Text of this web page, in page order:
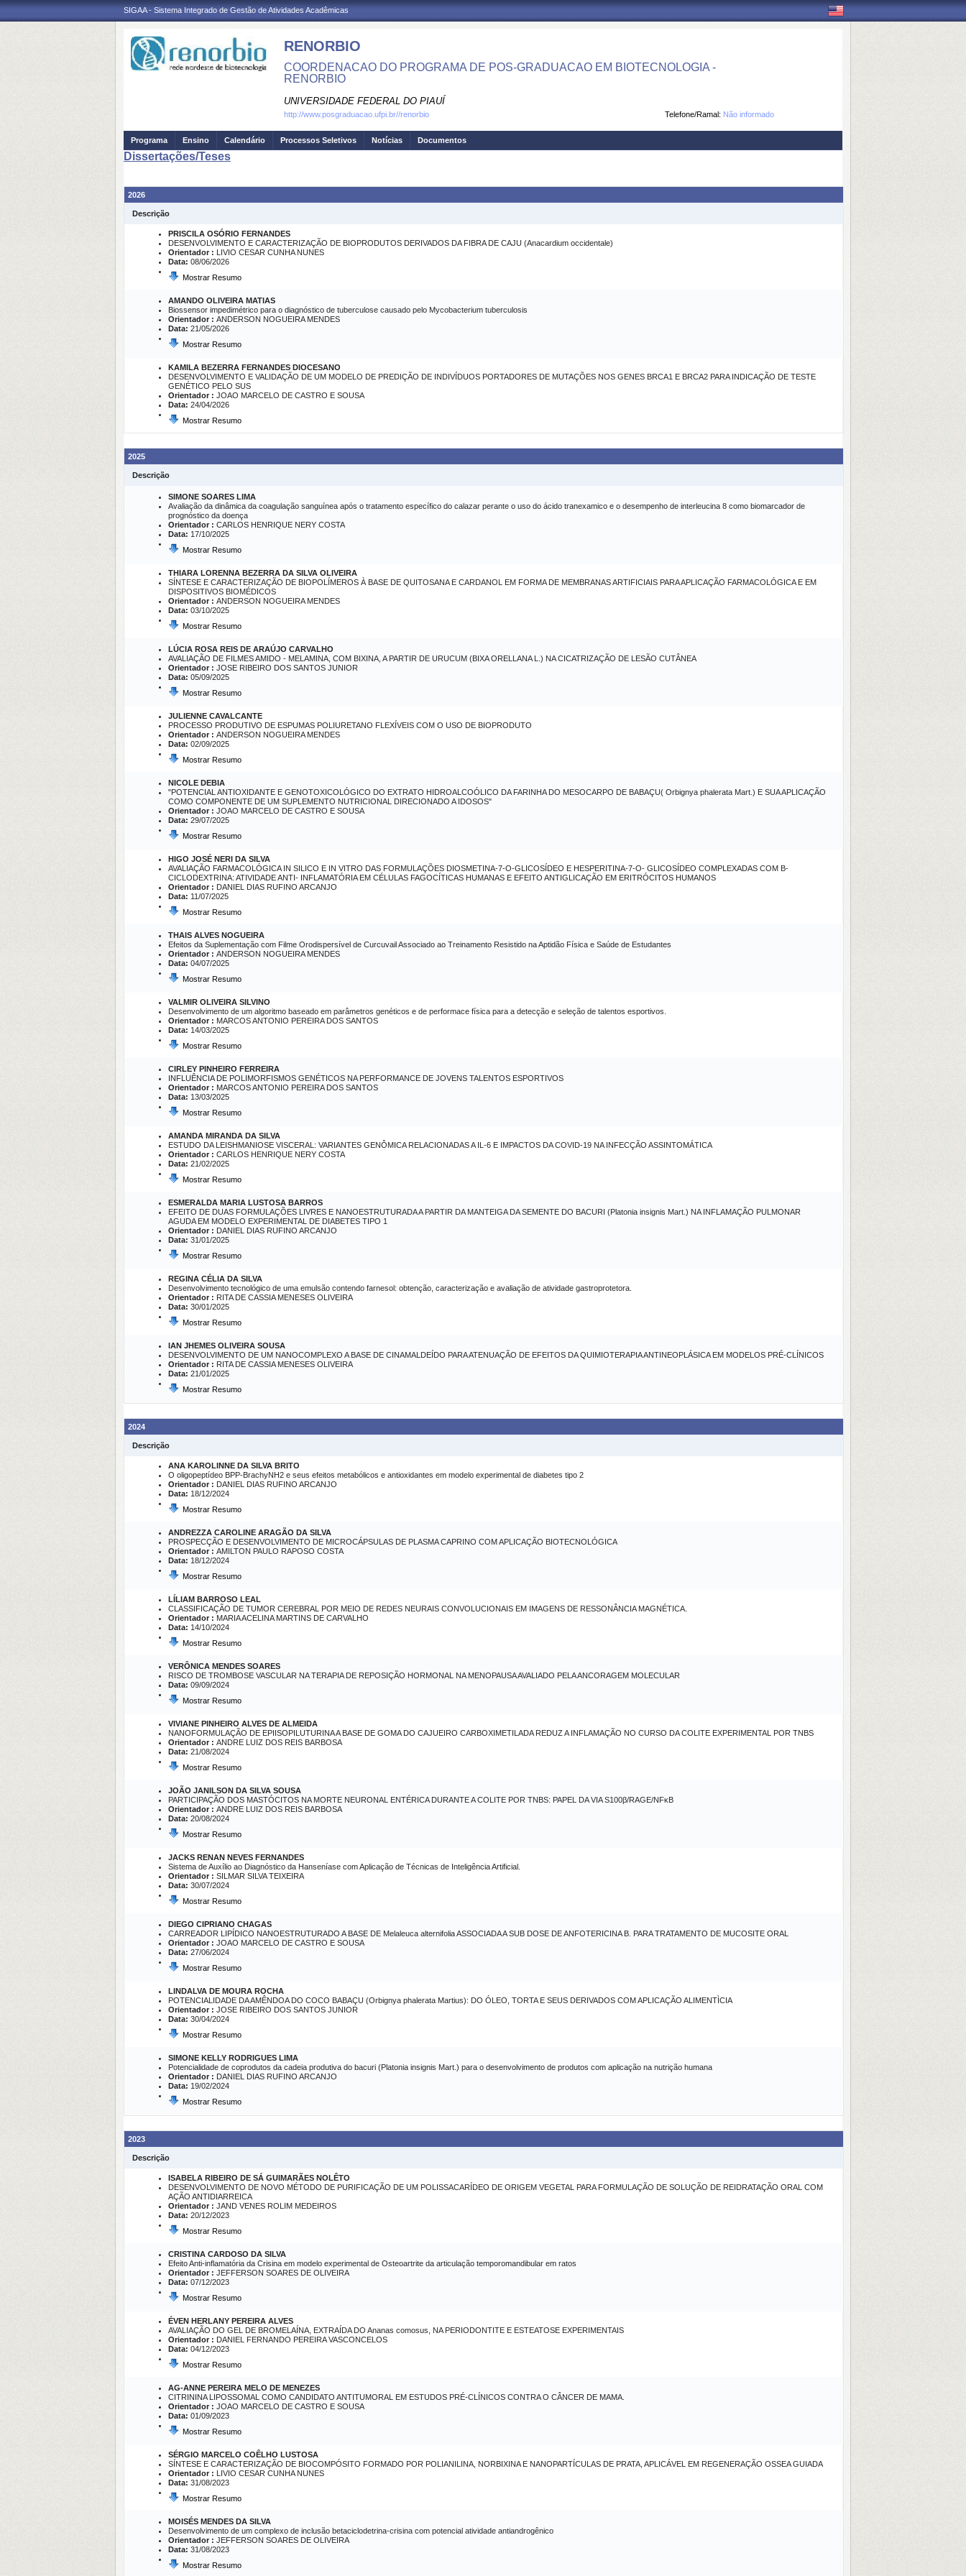
SIGAA - Sistema Integrado de Gestão de Atividades Acadêmicas
RENORBIO
COORDENACAO DO PROGRAMA DE POS-GRADUACAO EM BIOTECNOLOGIA -
RENORBIO
UNIVERSIDADE FEDERAL DO PIAUÍ
Telefone/Ramal: Não informado
http://www.posgraduacao.ufpi.br//renorbio
Programa Ensino Calendário Processos Seletivos Notícias Documentos
Dissertações/Teses
2026
Descrição
PRISCILA OSÓRIO FERNANDES
DESENVOLVIMENTO E CARACTERIZAÇÃO DE BIOPRODUTOS DERIVADOS DA FIBRA DE CAJU (Anacardium occidentale)
Orientador : LIVIO CESAR CUNHA NUNES
Data: 08/06/2026
Mostrar Resumo
AMANDO OLIVEIRA MATIAS
Biossensor impedimétrico para o diagnóstico de tuberculose causado pelo Mycobacterium tuberculosis
Orientador : ANDERSON NOGUEIRA MENDES
Data: 21/05/2026
Mostrar Resumo
KAMILA BEZERRA FERNANDES DIOCESANO
DESENVOLVIMENTO E VALIDAÇÃO DE UM MODELO DE PREDIÇÃO DE INDIVÍDUOS PORTADORES DE MUTAÇÕES NOS GENES BRCA1 E BRCA2 PARA INDICAÇÃO DE TESTE
GENÉTICO PELO SUS
Orientador : JOAO MARCELO DE CASTRO E SOUSA
Data: 24/04/2026
Mostrar Resumo
2025
Descrição
SIMONE SOARES LIMA
Avaliação da dinâmica da coagulação sanguínea após o tratamento específico do calazar perante o uso do ácido tranexamico e o desempenho de interleucina 8 como biomarcador de
prognóstico da doença
Orientador : CARLOS HENRIQUE NERY COSTA
Data: 17/10/2025
Mostrar Resumo
THIARA LORENNA BEZERRA DA SILVA OLIVEIRA
SÍNTESE E CARACTERIZAÇÃO DE BIOPOLÍMEROS À BASE DE QUITOSANA E CARDANOL EM FORMA DE MEMBRANAS ARTIFICIAIS PARA APLICAÇÃO FARMACOLÓGICA E EM
DISPOSITIVOS BIOMÉDICOS
Orientador : ANDERSON NOGUEIRA MENDES
Data: 03/10/2025
Mostrar Resumo
LÚCIA ROSA REIS DE ARAÚJO CARVALHO
AVALIAÇÃO DE FILMES AMIDO - MELAMINA, COM BIXINA, A PARTIR DE URUCUM (BIXA ORELLANA L.) NA CICATRIZAÇÃO DE LESÃO CUTÂNEA
Orientador : JOSE RIBEIRO DOS SANTOS JUNIOR
Data: 05/09/2025
Mostrar Resumo
JULIENNE CAVALCANTE
PROCESSO PRODUTIVO DE ESPUMAS POLIURETANO FLEXÍVEIS COM O USO DE BIOPRODUTO
Orientador : ANDERSON NOGUEIRA MENDES
Data: 02/09/2025
Mostrar Resumo
NICOLE DEBIA
"POTENCIAL ANTIOXIDANTE E GENOTOXICOLÓGICO DO EXTRATO HIDROALCOÓLICO DA FARINHA DO MESOCARPO DE BABAÇU( Orbignya phalerata Mart.) E SUA APLICAÇÃO
COMO COMPONENTE DE UM SUPLEMENTO NUTRICIONAL DIRECIONADO A IDOSOS"
Orientador : JOAO MARCELO DE CASTRO E SOUSA
Data: 29/07/2025
Mostrar Resumo
HIGO JOSÉ NERI DA SILVA
AVALIAÇÃO FARMACOLÓGICA IN SILICO E IN VITRO DAS FORMULAÇÕES DIOSMETINA-7-O-GLICOSÍDEO E HESPERITINA-7-O- GLICOSÍDEO COMPLEXADAS COM Β-
CICLODEXTRINA: ATIVIDADE ANTI- INFLAMATÓRIA EM CÉLULAS FAGOCÍTICAS HUMANAS E EFEITO ANTIGLICAÇÃO EM ERITRÓCITOS HUMANOS
Orientador : DANIEL DIAS RUFINO ARCANJO
Data: 11/07/2025
Mostrar Resumo
THAIS ALVES NOGUEIRA
Efeitos da Suplementação com Filme Orodispersível de Curcuvail Associado ao Treinamento Resistido na Aptidão Física e Saúde de Estudantes
Orientador : ANDERSON NOGUEIRA MENDES
Data: 04/07/2025
Mostrar Resumo
VALMIR OLIVEIRA SILVINO
Desenvolvimento de um algoritmo baseado em parâmetros genéticos e de performace física para a detecção e seleção de talentos esportivos.
Orientador : MARCOS ANTONIO PEREIRA DOS SANTOS
Data: 14/03/2025
Mostrar Resumo
CIRLEY PINHEIRO FERREIRA
INFLUÊNCIA DE POLIMORFISMOS GENÉTICOS NA PERFORMANCE DE JOVENS TALENTOS ESPORTIVOS
Orientador : MARCOS ANTONIO PEREIRA DOS SANTOS
Data: 13/03/2025
Mostrar Resumo
AMANDA MIRANDA DA SILVA
ESTUDO DA LEISHMANIOSE VISCERAL: VARIANTES GENÔMICA RELACIONADAS A IL-6 E IMPACTOS DA COVID-19 NA INFECÇÃO ASSINTOMÁTICA
Orientador : CARLOS HENRIQUE NERY COSTA
Data: 21/02/2025
Mostrar Resumo
ESMERALDA MARIA LUSTOSA BARROS
EFEITO DE DUAS FORMULAÇÕES LIVRES E NANOESTRUTURADA A PARTIR DA MANTEIGA DA SEMENTE DO BACURI (Platonia insignis Mart.) NA INFLAMAÇÃO PULMONAR
AGUDA EM MODELO EXPERIMENTAL DE DIABETES TIPO 1
Orientador : DANIEL DIAS RUFINO ARCANJO
Data: 31/01/2025
Mostrar Resumo
REGINA CÉLIA DA SILVA
Desenvolvimento tecnológico de uma emulsão contendo farnesol: obtenção, caracterização e avaliação de atividade gastroprotetora.
Orientador : RITA DE CASSIA MENESES OLIVEIRA
Data: 30/01/2025
Mostrar Resumo
IAN JHEMES OLIVEIRA SOUSA
DESENVOLVIMENTO DE UM NANOCOMPLEXO A BASE DE CINAMALDEÍDO PARA ATENUAÇÃO DE EFEITOS DA QUIMIOTERAPIA ANTINEOPLÁSICA EM MODELOS PRÉ-CLÍNICOS
Orientador : RITA DE CASSIA MENESES OLIVEIRA
Data: 21/01/2025
Mostrar Resumo
2024
Descrição
ANA KAROLINNE DA SILVA BRITO
O oligopeptídeo BPP-BrachyNH2 e seus efeitos metabólicos e antioxidantes em modelo experimental de diabetes tipo 2
Orientador : DANIEL DIAS RUFINO ARCANJO
Data: 18/12/2024
Mostrar Resumo
ANDREZZA CAROLINE ARAGÃO DA SILVA
PROSPECÇÃO E DESENVOLVIMENTO DE MICROCÁPSULAS DE PLASMA CAPRINO COM APLICAÇÃO BIOTECNOLÓGICA
Orientador : AMILTON PAULO RAPOSO COSTA
Data: 18/12/2024
Mostrar Resumo
LÍLIAM BARROSO LEAL
CLASSIFICAÇÃO DE TUMOR CEREBRAL POR MEIO DE REDES NEURAIS CONVOLUCIONAIS EM IMAGENS DE RESSONÂNCIA MAGNÉTICA.
Orientador : MARIA ACELINA MARTINS DE CARVALHO
Data: 14/10/2024
Mostrar Resumo
VERÔNICA MENDES SOARES
RISCO DE TROMBOSE VASCULAR NA TERAPIA DE REPOSIÇÃO HORMONAL NA MENOPAUSA AVALIADO PELA ANCORAGEM MOLECULAR
Data: 09/09/2024
Mostrar Resumo
VIVIANE PINHEIRO ALVES DE ALMEIDA
NANOFORMULAÇÃO DE EPIISOPILUTURINA A BASE DE GOMA DO CAJUEIRO CARBOXIMETILADA REDUZ A INFLAMAÇÃO NO CURSO DA COLITE EXPERIMENTAL POR TNBS
Orientador : ANDRE LUIZ DOS REIS BARBOSA
Data: 21/08/2024
Mostrar Resumo
JOÃO JANILSON DA SILVA SOUSA
PARTICIPAÇÃO DOS MASTÓCITOS NA MORTE NEURONAL ENTÉRICA DURANTE A COLITE POR TNBS: PAPEL DA VIA S100β/RAGE/NFκB
Orientador : ANDRE LUIZ DOS REIS BARBOSA
Data: 20/08/2024
Mostrar Resumo
JACKS RENAN NEVES FERNANDES
Sistema de Auxílio ao Diagnóstico da Hanseníase com Aplicação de Técnicas de Inteligência Artificial.
Orientador : SILMAR SILVA TEIXEIRA
Data: 30/07/2024
Mostrar Resumo
DIEGO CIPRIANO CHAGAS
CARREADOR LIPÍDICO NANOESTRUTURADO A BASE DE Melaleuca alternifolia ASSOCIADA A SUB DOSE DE ANFOTERICINA B. PARA TRATAMENTO DE MUCOSITE ORAL
Orientador : JOAO MARCELO DE CASTRO E SOUSA
Data: 27/06/2024
Mostrar Resumo
LINDALVA DE MOURA ROCHA
POTENCIALIDADE DA AMÊNDOA DO COCO BABAÇU (Orbignya phalerata Martius): DO ÓLEO, TORTA E SEUS DERIVADOS COM APLICAÇÃO ALIMENTÌCIA
Orientador : JOSE RIBEIRO DOS SANTOS JUNIOR
Data: 30/04/2024
Mostrar Resumo
SIMONE KELLY RODRIGUES LIMA
Potencialidade de coprodutos da cadeia produtiva do bacuri (Platonia insignis Mart.) para o desenvolvimento de produtos com aplicação na nutrição humana
Orientador : DANIEL DIAS RUFINO ARCANJO
Data: 19/02/2024
Mostrar Resumo
2023
Descrição
ISABELA RIBEIRO DE SÁ GUIMARÃES NOLÊTO
DESENVOLVIMENTO DE NOVO MÉTODO DE PURIFICAÇÃO DE UM POLISSACARÍDEO DE ORIGEM VEGETAL PARA FORMULAÇÃO DE SOLUÇÃO DE REIDRATAÇÃO ORAL COM
AÇÃO ANTIDIARREICA
Orientador : JAND VENES ROLIM MEDEIROS
Data: 20/12/2023
Mostrar Resumo
CRISTINA CARDOSO DA SILVA
Efeito Anti-inflamatória da Crisina em modelo experimental de Osteoartrite da articulação temporomandibular em ratos
Orientador : JEFFERSON SOARES DE OLIVEIRA
Data: 07/12/2023
Mostrar Resumo
ÉVEN HERLANY PEREIRA ALVES
AVALIAÇÃO DO GEL DE BROMELAÍNA, EXTRAÍDA DO Ananas comosus, NA PERIODONTITE E ESTEATOSE EXPERIMENTAIS
Orientador : DANIEL FERNANDO PEREIRA VASCONCELOS
Data: 04/12/2023
Mostrar Resumo
AG-ANNE PEREIRA MELO DE MENEZES
CITRININA LIPOSSOMAL COMO CANDIDATO ANTITUMORAL EM ESTUDOS PRÉ-CLÍNICOS CONTRA O CÂNCER DE MAMA.
Orientador : JOAO MARCELO DE CASTRO E SOUSA
Data: 01/09/2023
Mostrar Resumo
SÉRGIO MARCELO COÊLHO LUSTOSA
SÍNTESE E CARACTERIZAÇÃO DE BIOCOMPÓSITO FORMADO POR POLIANILINA, NORBIXINA E NANOPARTÍCULAS DE PRATA, APLICÁVEL EM REGENERAÇÃO OSSEA GUIADA
Orientador : LIVIO CESAR CUNHA NUNES
Data: 31/08/2023
Mostrar Resumo
MOISÉS MENDES DA SILVA
Desenvolvimento de um complexo de inclusão betaciclodetrina-crisina com potencial atividade antiandrogênico
Orientador : JEFFERSON SOARES DE OLIVEIRA
Data: 31/08/2023
Mostrar Resumo